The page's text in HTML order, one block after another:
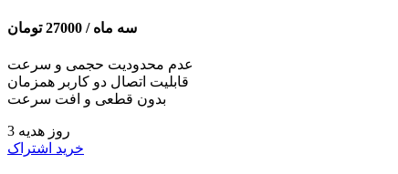
سه ماه / 27000 تومان
عدم محدودیت حجمی و سرعت
قابلیت اتصال دو کاربر همزمان
بدون قطعی و افت سرعت
3 روز هدیه
خرید اشتراک